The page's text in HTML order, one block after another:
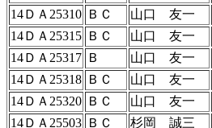
14ＤＡ25310 ＢＣ 山口 友一
14ＤＡ25315 ＢＣ 山口 友一
14ＤＡ25317 Ｂ 山口 友一
14ＤＡ25318 ＢＣ 山口 友一
14ＤＡ25320 ＢＣ 山口 友一
14ＤＡ25503 ＢＣ 杉岡 誠三